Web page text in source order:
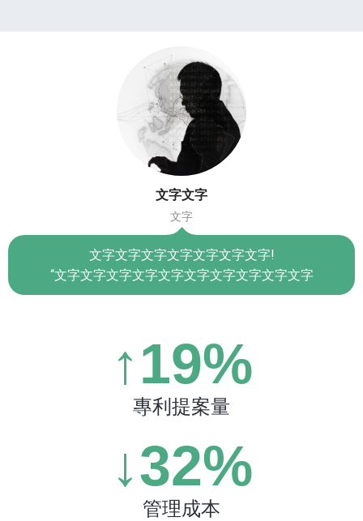
文字文字文字文字文字文字文字!
“文字文字文字文字文字文字文字文字文字文字
文字文字
文字
↑29%
專利提案量
↓49%
管理成本